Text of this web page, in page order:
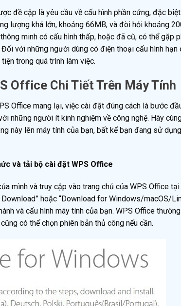
đề cập là yêu cầu về cấu hình phần cứng, đặc
lượng khá lớn, khoảng 66MB, và đòi hỏi khoảng
minh có cấu hình thấp, hoặc đã cũ, có thể gặp
với những người dùng có điện thoại cấu hình hạn
trong quá trình làm việc.
Office Chi Tiết Trên Máy Tính
Office mang lại, việc cài đặt đúng cách là bước
những người ít kinh nghiệm về công nghệ. Hãy
này lên máy tính của bạn, bất kể bạn đang sử
và tải bộ cài đặt WPS Office
mình và truy cập vào trang chủ của WPS Office
hoặc “Download for Windows/macOS/
và cấu hình máy tính của bạn. WPS Office
có thể chọn phiên bản thủ công nếu cần.